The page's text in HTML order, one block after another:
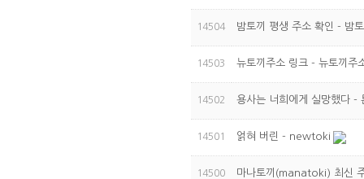
14504 밤토끼 평생 주소 확인 - 밤
14503 뉴토끼주소 링크 - 뉴토끼
14502 용사는 너희에게 실망했다 -
14501 얽혀 버린 - newtoki
14500 마나토끼(manatoki) 최신